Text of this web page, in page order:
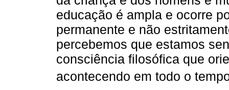
educação é ampla e ocorre
permanente e não
percebemos que estamos
consciência filosófica que
acontecendo em todo o